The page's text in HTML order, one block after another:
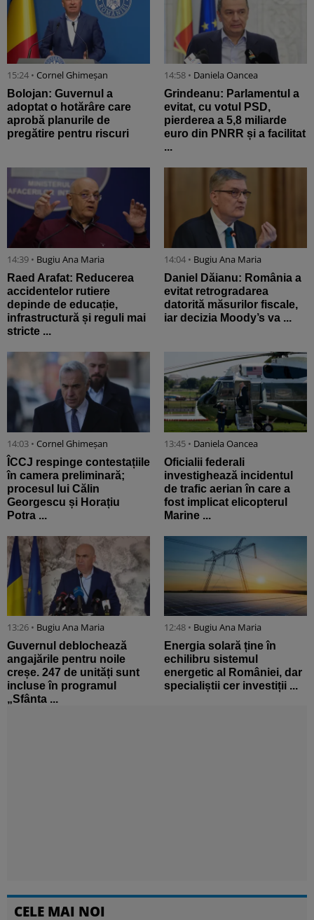
15:24 • Cornel Ghimeșan
Bolojan: Guvernul a
adoptat o hotărâre care
aprobă planurile de
pregătire pentru riscuri
14:58 • Daniela Oancea
Grindeanu: Parlamentul a
evitat, cu votul PSD,
pierderea a 5,8 miliarde
euro din PNRR și a facilitat
...
14:39 • Bugiu ⁠Ana Maria
Raed Arafat: Reducerea
accidentelor rutiere
depinde de educație,
infrastructură și reguli mai
stricte ...
14:04 • Bugiu ⁠Ana Maria
Daniel Dăianu: România a
evitat retrogradarea
datorită măsurilor fiscale,
iar decizia Moody’s va ...
14:03 • Cornel Ghimeșan
ÎCCJ respinge contestațiile
în camera preliminară;
procesul lui Călin
Georgescu și Horațiu
Potra ...
13:45 • Daniela Oancea
Oficialii federali
investighează incidentul
de trafic aerian în care a
fost implicat elicopterul
Marine ...
13:26 • Bugiu ⁠Ana Maria
Guvernul deblochează
angajările pentru noile
creșe. 247 de unități sunt
incluse în programul
„Sfânta ...
12:48 • Bugiu ⁠Ana Maria
Energia solară ține în
echilibru sistemul
energetic al României, dar
specialiștii cer investiții ...
CELE MAI NOI